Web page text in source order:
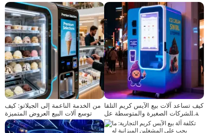
من الخدمة الناعمة إلى الجيلاتو: كيف
توسع آلات البيع العروض المتميزة
كيف تساعد آلات بيع الآيس كريم التلقا
ئية الشركات الصغيرة والمتوسطة عل
ى دخول سوق الآيس كريم بمخاطر من
خفضة